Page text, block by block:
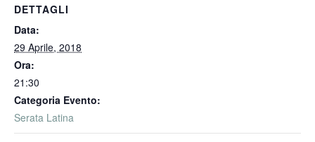
DETTAGLI
Data:
29 Aprile, 2018
Ora:
21:30
Categoria Evento:
Serata Latina